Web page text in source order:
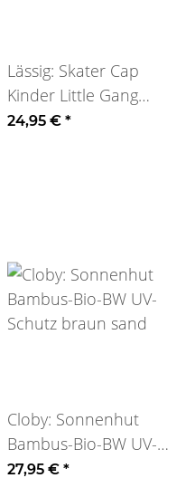
Lässig: Skater Cap
Kinder Little Gang
Heart
24,95 € *
Cloby: Sonnenhut
Bambus-Bio-BW UV-
Schutz braun sand
27,95 € *